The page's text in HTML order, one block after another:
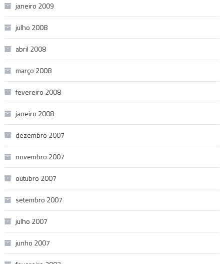
janeiro 2009
julho 2008
abril 2008
março 2008
fevereiro 2008
janeiro 2008
dezembro 2007
novembro 2007
outubro 2007
setembro 2007
julho 2007
junho 2007